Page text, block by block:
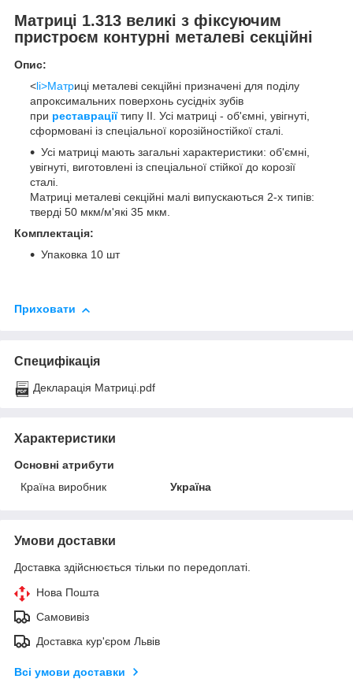
Матриці 1.313 великі з фіксуючим
пристроєм контурні металеві секційні
Опис:
<li>Матриці металеві секційні призначені для поділу
апроксимальних поверхонь сусідніх зубів
при реставраціїтипу II. Усі матриці - об'ємні, увігнуті,
сформовані із спеціальної корозійностійкої сталі.
Усі матриці мають загальні характеристики: об'ємні,
увігнуті, виготовлені із спеціальної стійкої до корозії
сталі.
Матриці металеві секційні малі випускаються 2-х типів:
тверді 50 мкм/м'які 35 мкм.
Комплектація:
Упаковка 10 шт
Приховати
Специфікація
Декларація Матриці.pdf
Характеристики
Основні атрибути
Країна виробник
Україна
Умови доставки
Доставка здійснюється тільки по передоплаті.
Нова Пошта
Самовивіз
Доставка кур'єром Львів
Всі умови доставки